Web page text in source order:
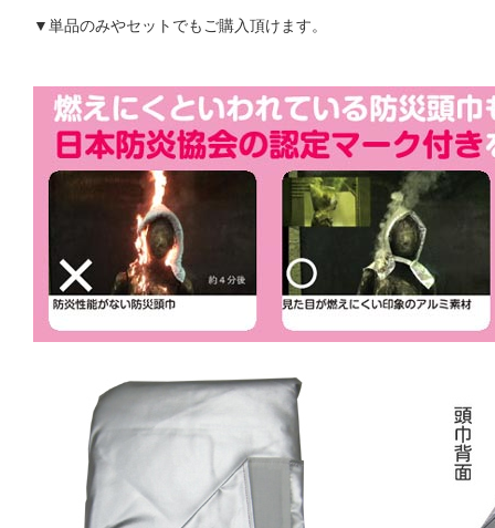
▼単品のみやセットでもご購入頂けます。